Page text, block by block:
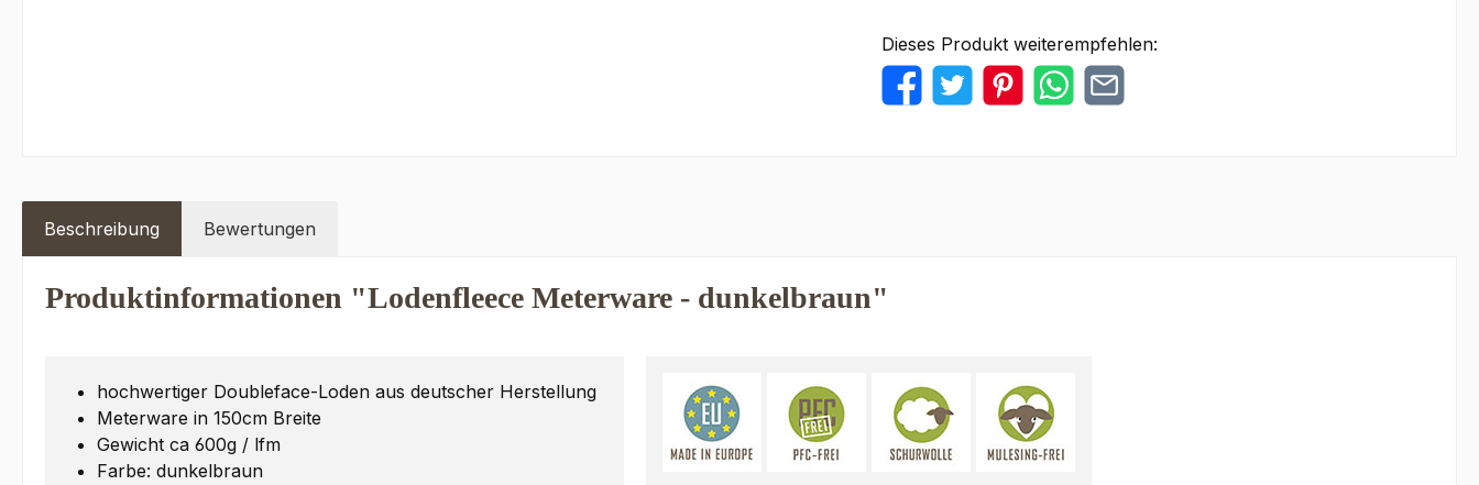
Dieses Produkt weiterempfehlen:
Beschreibung Bewertungen
Produktinformationen "Lodenfleece Meterware - dunkelbraun"
hochwertiger Doubleface-Loden aus deutscher Herstellung
Meterware in 150cm Breite
Gewicht ca 600g / lfm
Farbe: dunkelbraun